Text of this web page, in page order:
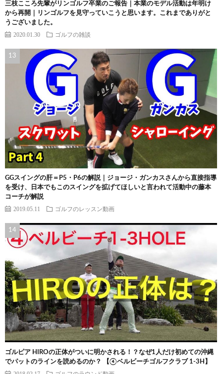
三枝こころ先輩がリンゴルフ卒業のご報告｜本業のモデル活動は年明け
から再開｜リンゴルフを見守っていこうと思います。これまでありがと
うございました。
2020.01.30 ゴルフの雑談
GGスイングの肝＝P5・P6の解説｜ジョージ・ガンカスさんから直接指導
を受け、日本でもこのスイングを拡げてほしいと言われて活動中の藤本
コーチが解説
2019.05.11 ゴルフのレッスン動画
ゴルピア HIROの正体がついに明かされる！？なぜ1人だけ初めての沖縄
でパットのラインを読めるのか？ 【④ベルビーチゴルフクラブ 1-3H】